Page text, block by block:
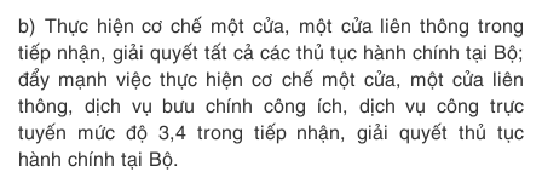
b) Thực hiện cơ chế một cửa, một cửa liên thông trong
tiếp nhận, giải quyết tất cả các thủ tục hành chính tại Bộ;
đẩy mạnh việc thực hiện cơ chế một cửa, một cửa liên
thông, dịch vụ bưu chính công ích, dịch vụ công trực
tuyến mức độ 3,4 trong tiếp nhận, giải quyết thủ tục
hành chính tại Bộ.